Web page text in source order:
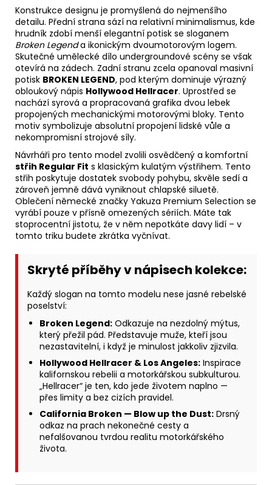
Konstrukce designu je promyšlená do nejmenšího
detailu. Přední strana sází na relativní minimalismus, kde
hrudník zdobí menší elegantní potisk se sloganem
Broken Legenda ikonickým dvoumotorovým logem.
Skutečné umělecké dílo undergroundové scény se však
otevírá na zádech. Zadní stranu zcela opanoval masivní
potisk BROKEN LEGEND, pod kterým dominuje výrazný
obloukový nápis Hollywood Hellracer. Uprostřed se
nachází syrová a propracovaná grafika dvou lebek
propojených mechanickými motorovými bloky. Tento
motiv symbolizuje absolutní propojení lidské vůle a
nekompromisní strojové síly.
Návrháři pro tento model zvolili osvědčený a komfortní
střih Regular Fit s klasickým kulatým výstřihem. Tento
střih poskytuje dostatek svobody pohybu, skvěle sedí a
zároveň jemně dává vyniknout chlapské siluetě.
Oblečení německé značky Yakuza Premium Selection se
vyrábí pouze v přísně omezených sériích. Máte tak
stoprocentní jistotu, že v něm nepotkáte davy lidí – v
tomto triku budete zkrátka vyčnívat.
Skryté příběhy v nápisech kolekce:
Každý slogan na tomto modelu nese jasné rebelské
poselství:
Broken Legend: Odkazuje na nezdolný mýtus,
který přežil pád. Představuje muže, kteří jsou
nezastavitelní, i když je minulost jakkoliv zjizvila.
Hollywood Hellracer & Los Angeles: Inspirace
kalifornskou rebelii a motorkářskou subkulturou.
„Hellracer“ je ten, kdo jede životem naplno —
přes limity a bez cizích pravidel.
California Broken — Blow up the Dust: Drsný
odkaz na prach nekonečné cesty a
nefalšovanou tvrdou realitu motorkářského
života.